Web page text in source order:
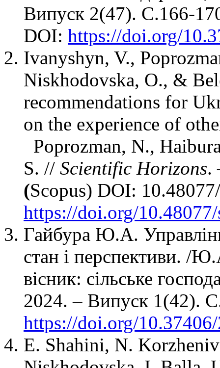
Випуск 2(47). С.166-
DOI: https://doi.org/
Ivanyshyn, V.,
Niskhodovska, O., &
recommendations for
on the experience of
Poprozman, N.,
S. // Scientific Horizons.
(Scopus) DOI:
https://doi.org/
Гайбура Ю.А.
стан і перспективи. /
вісник: сільське
2024. – Випуск 1(42).
https://doi.org/
E. Shahini, N.